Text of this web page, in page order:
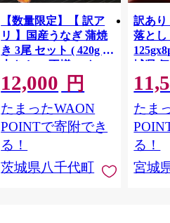
【数量限定】【 訳ア
リ 】国産うなぎ 蒲焼
き 3尾 セット ( 420g )
大きさ の不揃い タ
レ・山椒付き ウナギ
鰻 ふぞろい 不揃い う
な重 ひつまぶし 人気
茨城 八千代町 ふるさ
と納税 冷凍 [SF951ya]
12,000 円
たまったWAON
POINTで寄附でき
る！
茨城県八千代町
訳あり
落とし
城県
お刺し
生 生
鮭 銀
介
たま
る！
宮城